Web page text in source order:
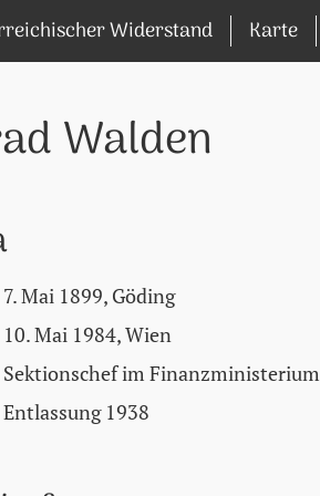
Widerstand Karte
Walden
7. Mai 1899, Göding
10. Mai 1984, Wien
Sektionschef im Finanzministerium
Entlassung 1938